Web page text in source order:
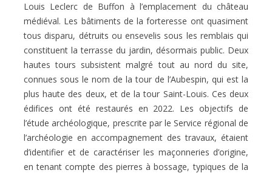
Louis Leclerc de Buffon à l’emplacement du château
médiéval. Les bâtiments de la forteresse ont quasiment
tous disparu, détruits ou ensevelis sous les remblais qui
constituent la terrasse du jardin, désormais public. Deux
hautes tours subsistent malgré tout au nord du site,
connues sous le nom de la tour de l’Aubespin, qui est la
plus haute des deux, et de la tour Saint-Louis. Ces deux
édifices ont été restaurés en 2022. Les objectifs de
l’étude archéologique, prescrite par le Service régional de
l’archéologie en accompagnement des travaux, étaient
d’identifier et de caractériser les maçonneries d’origine,
en tenant compte des pierres à bossage, typiques de la